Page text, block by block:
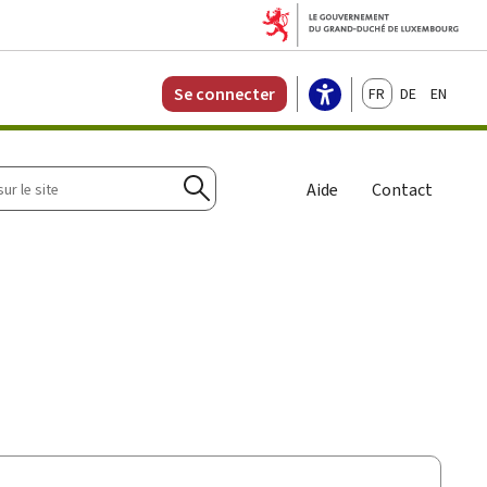
Se connecter FrançaisDeutschEnglish
Rechercher
Aide Contact